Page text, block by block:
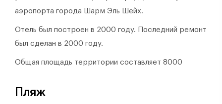
аэропорта города Шарм Эль Шейх.
Отель был построен в 2000 году.
Последний ремонт
был сделан в 2000 году.
Общая площадь территории составляет 8000
Пляж